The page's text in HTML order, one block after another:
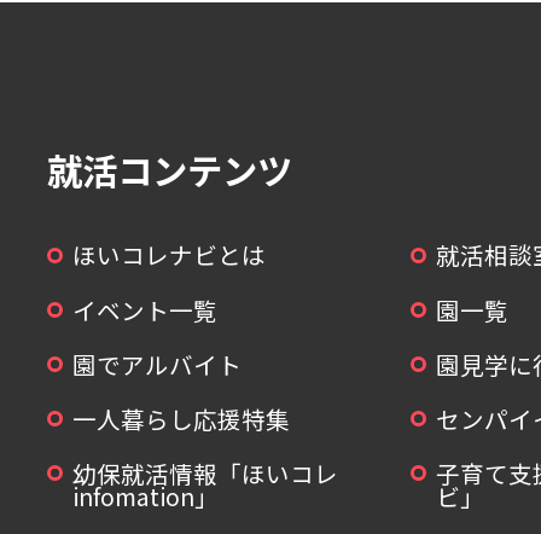
就活コンテンツ
ほいコレナビとは
就活相談
イベント一覧
園一覧
園でアルバイト
園見学
一人暮らし応援特集
センパ
幼保就活情報「ほいコレ
infomation」
子育て支
ビ」